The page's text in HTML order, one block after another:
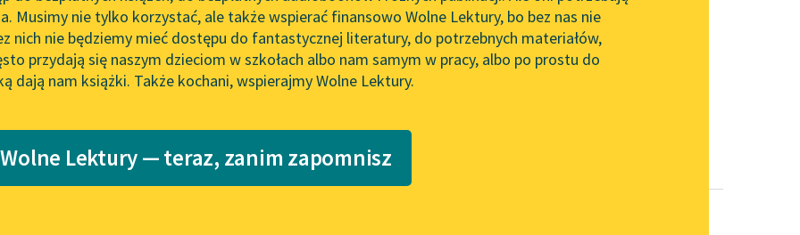
redakcyjne „Kochanek Lady Chatterley”
do słuchania na Wolnych
Lekturach
Nowy audiobook – „Marzenie
API
OAI-PMH
Widget Wolnych Lektur
Katalog
Katalog w formacie PDF
Wolnych Lektur
Logotypy
Materiały promocyjne
Musimy nie tylko korzystać, ale także wspierać finansowo Wolne Lektury, bo bez nas nie
nich nie będziemy mieć dostępu do fantastycznej literatury, do potrzebnych materiałów,
przydają się naszym dzieciom w szkołach albo nam samym w pracy, albo po prostu do
dają nam książki. Także kochani, wspierajmy Wolne Lektury.
Lektury — teraz, zanim zapomnisz
Lucy Maud Montgomery✖